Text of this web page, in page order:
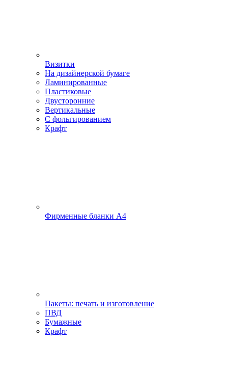
Визитки
На дизайнерской бумаге
Ламинированные
Пластиковые
Двусторонние
Вертикальные
С фольгированием
Крафт
Фирменные бланки А4
Пакеты: печать и изготовление
ПВД
Бумажные
Крафт